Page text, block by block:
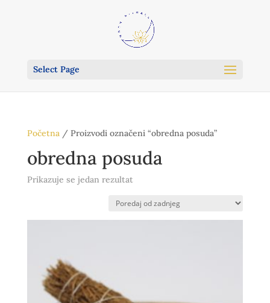
Select Page
Početna/ Proizvodi označeni “obredna posuda”
obredna posuda
Prikazuje se jedan rezultat